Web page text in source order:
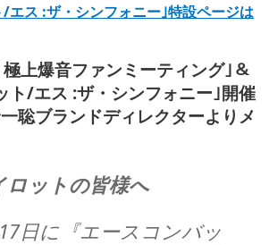
エス :ザ・シンフォニー｣特設ページは
極上爆音ファンミーティング｣＆
ト/エス :ザ・シンフォニー｣開催
聡ブランドディレクターよりメ
ロットの皆様へ